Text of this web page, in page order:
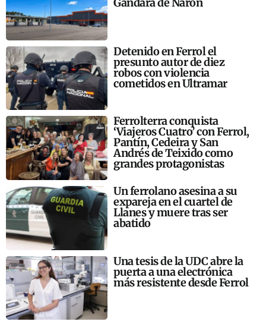
Gándara de Narón
Detenido en Ferrol el
presunto autor de diez
robos con violencia
cometidos en Ultramar
Ferrolterra conquista
‘Viajeros Cuatro’ con Ferrol,
Pantín, Cedeira y San
Andrés de Teixido como
grandes protagonistas
Un ferrolano asesina a su
expareja en el cuartel de
Llanes y muere tras ser
abatido
Una tesis de la UDC abre la
puerta a una electrónica
más resistente desde Ferrol